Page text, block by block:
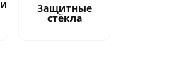
Защитные
стёкла